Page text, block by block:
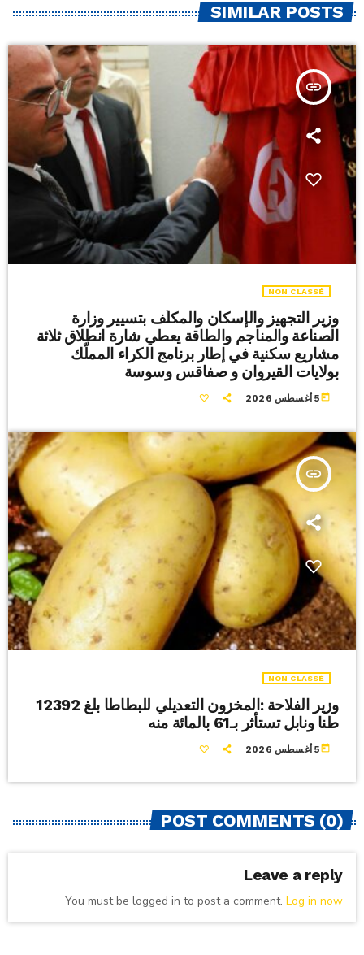
SIMILAR POSTS
insert_link
NON CLASSÉ
وزير التجهيز والإسكان والمكلّف بتسيير وزارة
الصناعة والمناجم والطاقة يعطي شارة انطلاق ثلاثة
مشاريع سكنية في إطار برنامج الكراء المملّك
بولايات القيروان و صفاقس وسوسة
today 5 أغسطس 2026
insert_link
NON CLASSÉ
وزير الفلاحة :المخزون التعديلي للبطاطا بلغ 12392
طنا ونابل تستأثر بـ61 بالمائة منه
today5 أغسطس 2026
POST COMMENTS (0)
Leave a reply
You must be logged in to post a comment. Log in now